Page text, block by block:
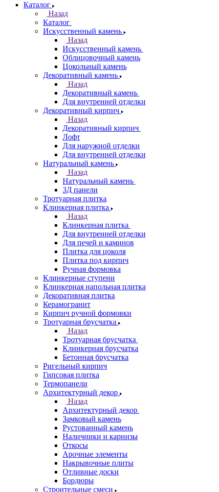
Каталог
Назад
Каталог
Искусственный камень
Назад
Искусственный камень
Облицовочный камень
Цокольный камень
Декоративный камень
Назад
Декоративный камень
Для внутренней отделки
Декоративный кирпич
Назад
Декоративный кирпич
Лофт
Для наружной отделки
Для внутренней отделки
Натуральный камень
Назад
Натуральный камень
3Д панели
Тротуарная плитка
Клинкерная плитка
Назад
Клинкерная плитка
Для внутренней отделки
Для печей и каминов
Плитка для цоколя
Плитка под кирпич
Ручная формовка
Клинкерные ступени
Клинкерная напольная плитка
Декоративная плитка
Керамогранит
Кирпич ручной формовки
Тротуарная брусчатка
Назад
Тротуарная брусчатка
Клинкерная брусчатка
Бетонная брусчатка
Ригельный кирпич
Гипсовая плитка
Термопанели
Архитектурный декор
Назад
Архитектурный декор
Замковый камень
Рустованный камень
Наличники и карнизы
Откосы
Арочные элементы
Накрывочные плиты
Отливные доски
Бордюры
Строительные смеси